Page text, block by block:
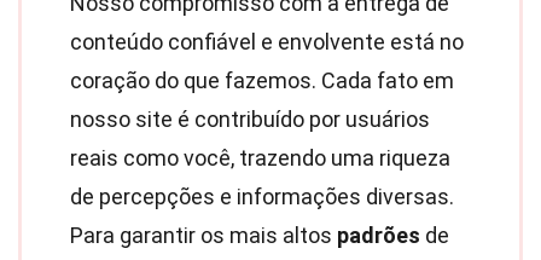
conteúdo confiável e envolvente está no
coração do que fazemos. Cada fato em
nosso site é contribuído por usuários
reais como você, trazendo uma riqueza
de percepções e informações diversas.
Para garantir os mais altos padrões de